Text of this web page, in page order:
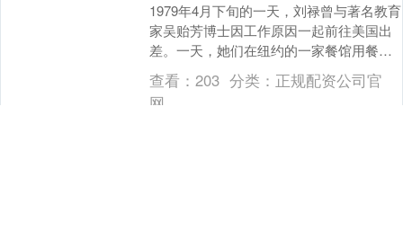
1979年4月下旬的一天，刘禄曾与著名教育
家吴贻芳博士因工作原因一起前往美国出
差。一天，她们在纽约的一家餐馆用餐
时，突然有一名美国男子一直盯着她看。
稍后，这名男....
查看：203 分类： 正规配资公司官
网